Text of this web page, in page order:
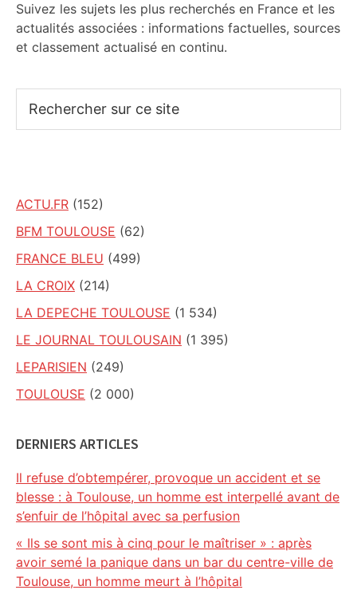
Suivez les sujets les plus recherchés en France et les
actualités associées : informations factuelles, sources
et classement actualisé en continu.
sur
ACTU.FR (152)
BFM TOULOUSE (62)
FRANCE BLEU (499)
LA CROIX (214)
LA DEPECHE TOULOUSE (1 534)
LE JOURNAL TOULOUSAIN (1 395)
LEPARISIEN (249)
TOULOUSE (2 000)
DERNIERS ARTICLES
Il refuse d’obtempérer, provoque un accident et se
blesse : à Toulouse, un homme est interpellé avant de
s’enfuir de l’hôpital avec sa perfusion
« Ils se sont mis à cinq pour le maîtriser » : après
avoir semé la panique dans un bar du centre-ville de
Toulouse, un homme meurt à l’hôpital